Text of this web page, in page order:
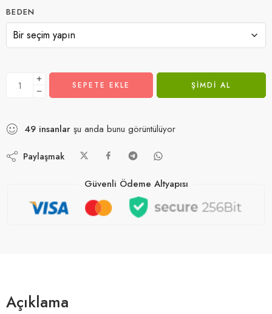
BEDEN
SEPETE EKLE ŞIMDI AL
49 insanlar şu anda bunu görüntülüyor
Paylaşmak
Güvenli Ödeme Altyapısı
Açıklama